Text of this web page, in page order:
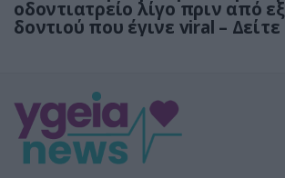
οδοντιατρείο λίγο πριν από
δοντιού που έγινε viral – Δείτε